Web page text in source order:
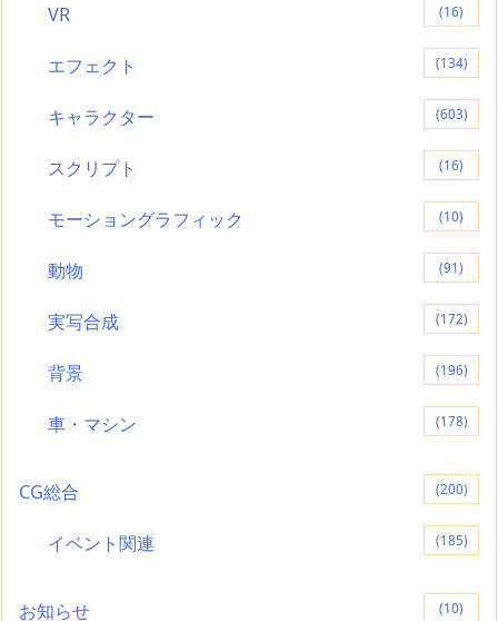
VR (16)
エフェクト (134)
キャラクター (603)
スクリプト (16)
モーショングラフィック (10)
動物 (91)
実写合成 (172)
背景 (196)
車・マシン (178)
CG総合 (200)
イベント関連 (185)
お知らせ (10)